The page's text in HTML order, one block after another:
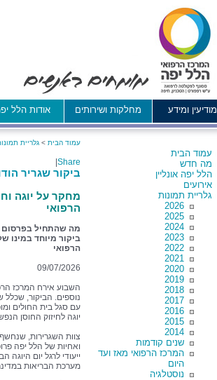
מודיעין ומידע מחלקות ושירותים אודות הלל
עמוד הבית
מה חדש
הלל יפה אונליין
אירועים
גלריית תמונות
2026
2025
2024
2023
2022
2021
2020
2019
2018
2017
2016
2015
2014
שנים קודמות
המרכז הרפואי מאז ועד
היום
נוסטלגיה
עמוד הבית > גלריית
Share
ביקור שגריר
מחקר על יוגה
הרפואי
מה שהתחיל בפרסום
ביקור מיוחד במינו
הרפואי
09/07/2026
השבוע אירח המרכז
נוספים. הביקור, שכלל
עם סגל בית החולים
יוגה לחיזוק החוסן
צוות השגרירות,
ואחיות של הלל יפה
ייעודי לרגל יום
מערכת הבריאות